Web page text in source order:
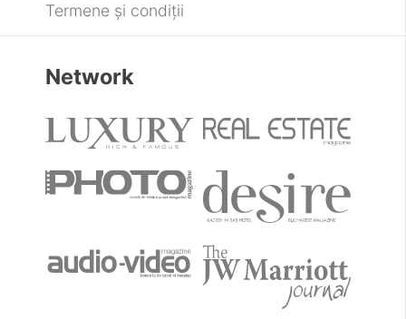
Termene și condiții
Network